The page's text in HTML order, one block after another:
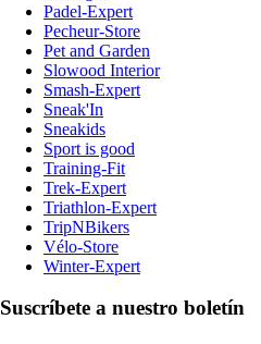
Padel-Expert
Pecheur-Store
Pet and Garden
Slowood Interior
Smash-Expert
Sneak'In
Sneakids
Sport is good
Training-Fit
Trek-Expert
Triathlon-Expert
TripNBikers
Vélo-Store
Winter-Expert
Suscríbete a nuestro boletín